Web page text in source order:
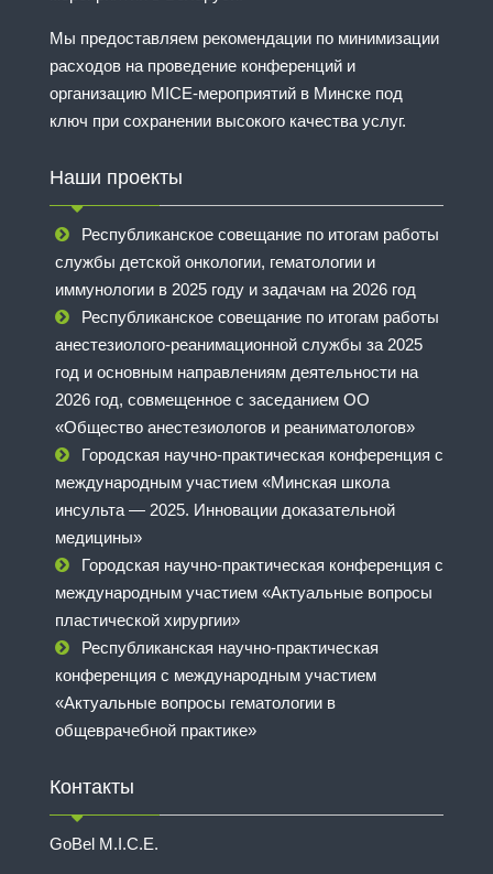
Мы предоставляем рекомендации по минимизации
расходов на проведение конференций и
организацию MICE-мероприятий в Минске под
ключ при сохранении высокого качества услуг.
Наши проекты
Республиканское совещание по итогам работы
службы детской онкологии, гематологии и
иммунологии в 2025 году и задачам на 2026 год
Республиканское совещание по итогам работы
анестезиолого-реанимационной службы за 2025
год и основным направлениям деятельности на
2026 год, совмещенное с заседанием ОО
«Общество анестезиологов и реаниматологов»
Городская научно-практическая конференция с
международным участием «Минская школа
инсульта — 2025. Инновации доказательной
медицины»
Городская научно-практическая конференция с
международным участием «Актуальные вопросы
пластической хирургии»
Республиканская научно-практическая
конференция с международным участием
«Актуальные вопросы гематологии в
общеврачебной практике»
Контакты
GoBel M.I.C.E.